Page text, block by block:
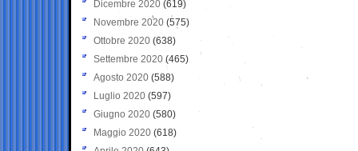
Dicembre 2020 (619)
Novembre 2020 (575)
Ottobre 2020 (638)
Settembre 2020(465)
Agosto 2020 (588)
Luglio 2020 (597)
Giugno 2020 (580)
Maggio 2020 (618)